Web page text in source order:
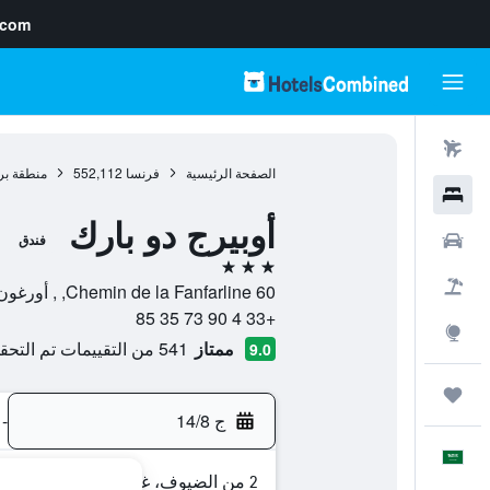
الصفحة الرئيسية فرنسا 552,112 منطقة
أوبيرج دو بارك فندق
3 نجوم
60 Chemin de la Fanfarline, , أورغون, إقليم بوش دو رون, فرنسا
+33 4 90 73 35 85
9.0 ممتاز 541 من التقييمات تم التحقق منها
ج 14/8 -
2 من الضيوف، غرفة واحدة